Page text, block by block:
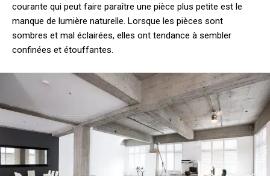
courante qui peut faire paraître une pièce plus petite est le
manque de lumière naturelle. Lorsque les pièces sont
sombres et mal éclairées, elles ont tendance à sembler
confinées et étouffantes.